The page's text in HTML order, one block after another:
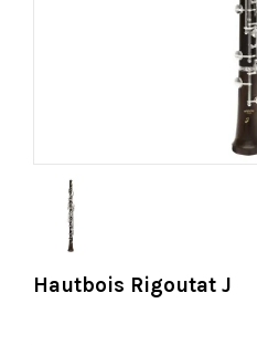
Hautbois Rigoutat J